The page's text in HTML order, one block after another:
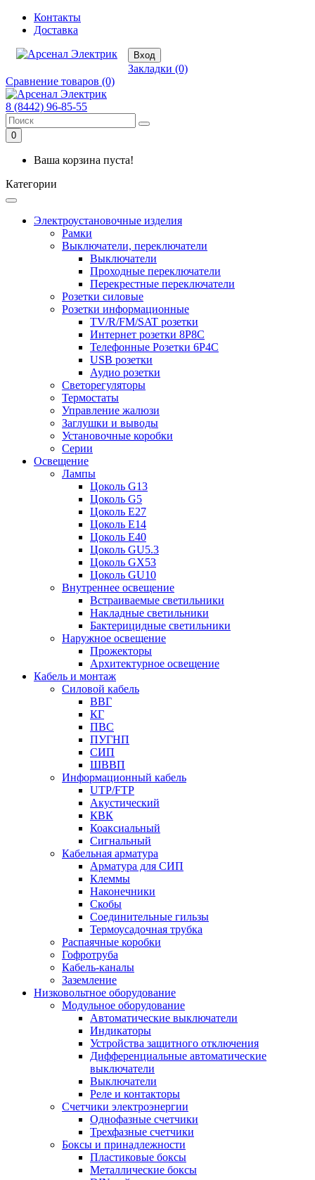
Контакты
Доставка
Вход
Закладки (0)
Сравнение товаров (0)
8 (8442) 96-85-55
0
Ваша корзина пуста!
Категории
Электроустановочные изделия
Рамки
Выключатели, переключатели
Выключатели
Проходные переключатели
Перекрестные переключатели
Розетки силовые
Розетки информационные
TV/R/FM/SAT розетки
Интернет розетки 8P8C
Телефонные Розетки 6P4C
USB розетки
Аудио розетки
Светорегуляторы
Термостаты
Управление жалюзи
Заглушки и выводы
Установочные коробки
Серии
Освещение
Лампы
Цоколь G13
Цоколь G5
Цоколь E27
Цоколь E14
Цоколь E40
Цоколь GU5.3
Цоколь GX53
Цоколь GU10
Внутреннее освещение
Встраиваемые светильники
Накладные светильники
Бактерицидные светильники
Наружное освещение
Прожекторы
Архитектурное освещение
Кабель и монтаж
Силовой кабель
ВВГ
КГ
ПВС
ПУГНП
СИП
ШВВП
Информационный кабель
UTP/FTP
Акустический
КВК
Коаксиальный
Сигнальный
Кабельная арматура
Арматура для СИП
Клеммы
Наконечники
Скобы
Соединительные гильзы
Термоусадочная трубка
Распаячные коробки
Гофротруба
Кабель-каналы
Заземление
Низковольтное оборудование
Модульное оборудование
Автоматические выключатели
Индикаторы
Устройства защитного отключения
Дифференциальные автоматические
выключатели
Выключатели
Реле и контакторы
Счетчики электроэнергии
Однофазные счетчики
Трехфазные счетчики
Боксы и принадлежности
Пластиковые боксы
Металлические боксы